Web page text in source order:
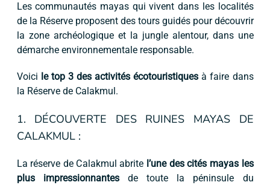
Les communautés mayas qui vivent dans les localités
de la Réserve proposent des tours guidés pour découvrir
la zone archéologique et la jungle alentour, dans une
démarche environnementale responsable.
Voici le top 3 des activités écotouristiques à faire dans
la Réserve de Calakmul.
1. DÉCOUVERTE DES RUINES MAYAS DE
CALAKMUL :
La réserve de Calakmul abrite l’une des cités mayas les
plus impressionnantesde toute la péninsule du